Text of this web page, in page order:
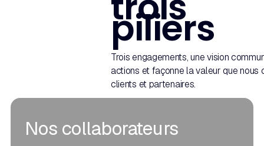
piliers
Trois engagements, une vision
actions et façonne la valeur que nous
clients et partenaires.
Nos collaborateurs